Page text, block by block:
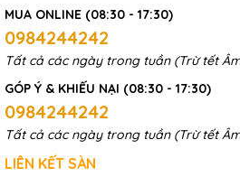
MUA ONLINE (08:30 - 17:30)
0984244242
Tất cả các ngày trong tuần (Trừ tết
GÓP Ý & KHIẾU NẠI (08:30 - 17:30)
0984244242
Tất cả các ngày trong tuần (Trừ tết
LIÊN KẾT SÀN